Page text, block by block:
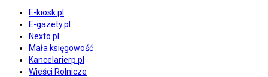
E-kiosk.pl
E-gazety.pl
Nexto.pl
Mała księgowość
Kancelarierp.pl
Wieści Rolnicze